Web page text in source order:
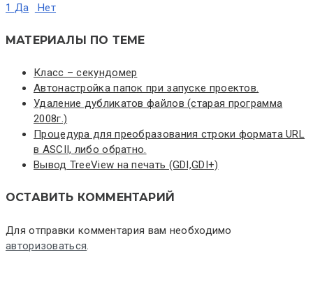
1 Да Нет
МАТЕРИАЛЫ ПО ТЕМЕ
Класс – секундомер
Автонастройка папок при запуске проектов.
Удаление дубликатов файлов (старая программа
2008г.)
Процедура для преобразования строки формата URL
в ASCII, либо обратно.
Вывод TreeView на печать (GDI,GDI+)
ОСТАВИТЬ КОММЕНТАРИЙ
Для отправки комментария вам необходимо
авторизоваться.